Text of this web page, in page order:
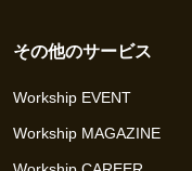
その他のサービス
Workship EVENT
Workship MAGAZINE